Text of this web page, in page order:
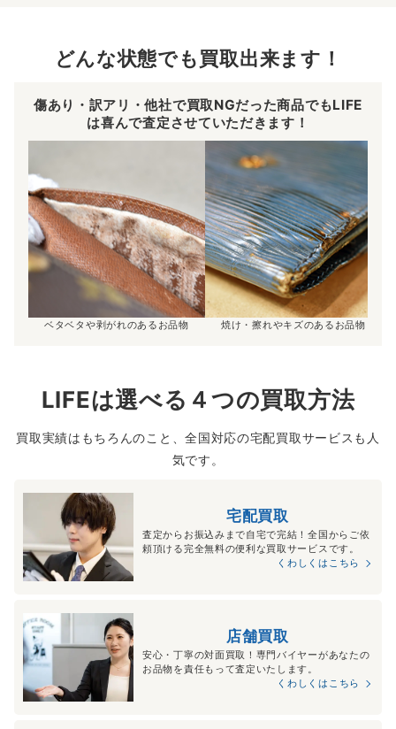
どんな状態でも買取出来ます！
傷あり・訳アリ・他社で買取NGだった商品でもLIFE
は喜んで査定させていただきます！
ベタベタや剥がれのあるお品物 焼け・擦れやキズのあるお品物
LIFEは選べる４つの買取方法
買取実績はもちろんのこと、全国対応の宅配買取サービスも人
気です。
宅配買取
査定からお振込みまで自宅で完結！全国からご依
頼頂ける完全無料の便利な買取サービスです。
くわしくはこちら
店舗買取
安心・丁寧の対面買取！専門バイヤーがあなたの
お品物を責任もって査定いたします。
くわしくはこちら